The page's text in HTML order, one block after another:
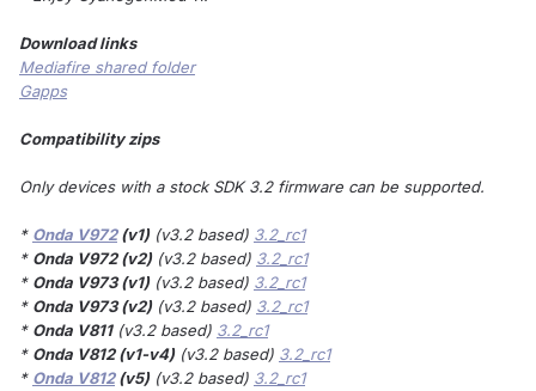
Download links
Mediafire shared folder
Gapps
Compatibility zips
Only devices with a stock SDK 3.2 firmware can be supported.
* Onda V972(v1)(v3.2 based) 3.2_rc1
* Onda V972 (v2)(v3.2 based) 3.2_rc1
* Onda V973 (v1)(v3.2 based) 3.2_rc1
* Onda V973 (v2)(v3.2 based) 3.2_rc1
* Onda V811(v3.2 based) 3.2_rc1
* Onda V812 (v1-v4)(v3.2 based) 3.2_rc1
* Onda V812(v5)(v3.2 based) 3.2_rc1